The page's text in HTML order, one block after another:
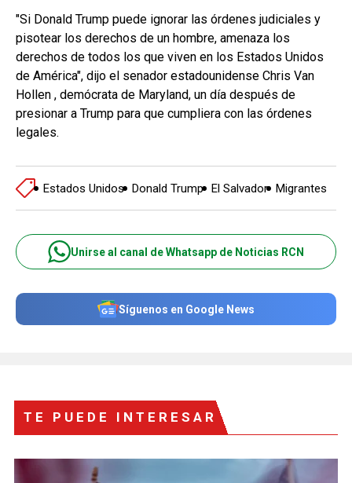
"Si Donald Trump puede ignorar las órdenes judiciales y
pisotear los derechos de un hombre, amenaza los
derechos de todos los que viven en los Estados Unidos
de América", dijo el senador estadounidense Chris Van
Hollen , demócrata de Maryland, un día después de
presionar a Trump para que cumpliera con las órdenes
legales.
Estados Unidos Donald Trump El Salvador Migrantes
Unirse al canal de Whatsapp de Noticias RCN
Síguenos en Google News
TE PUEDE INTERESAR